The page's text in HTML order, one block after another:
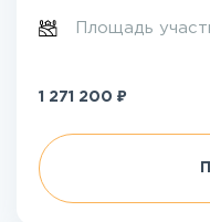
Площадь
1 271 200 ₽